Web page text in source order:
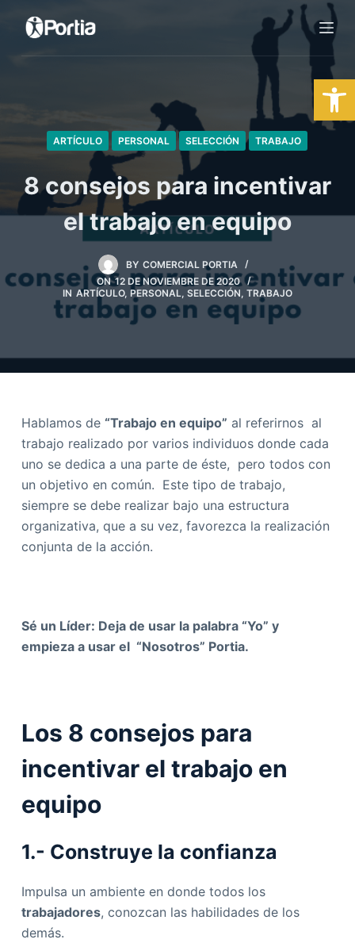
Abrir barra de herramientas
o
n
ARTÍCULO PERSONAL SELECCIÓN TRABAJO
8 consejos para incentivar
el trabajo en equipo
BY COMERCIAL PORTIA
ON 12 DE NOVIEMBRE DE 2020
IN ARTÍCULO, PERSONAL, SELECCIÓN, TRABAJO
Hablamos de “Trabajo en equipo” al referirnos al
trabajo realizado por varios individuos donde cada
uno se dedica a una parte de éste, pero todos con
un objetivo en común. Este tipo de trabajo,
siempre se debe realizar bajo una estructura
organizativa, que a su vez, favorezca la realización
conjunta de la acción.
Sé un Líder: Deja de usar la palabra “Yo” y
empieza a usar el “Nosotros” Portia.
Los 8 consejos para
incentivar el trabajo en
equipo
1.- Construye la confianza
Impulsa un ambiente en donde todos los
trabajadores, conozcan las habilidades de los
demás.